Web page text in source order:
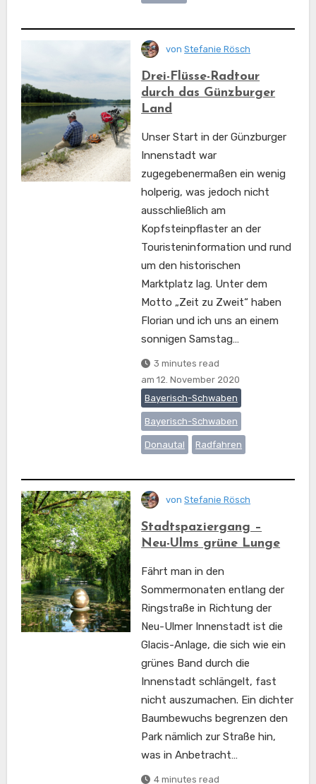
Drei-Flüsse-Radtour
durch das Günzburger
Land
vonStefanie Rösch
Unser Start in der Günzburger
Innenstadt war
zugegebenermaßen ein wenig
holperig, was jedoch nicht
ausschließlich am
Kopfsteinpflaster an der
Touristeninformation und rund
um den historischen
Marktplatz lag. Unter dem
Motto „Zeit zu Zweit“ haben
Florian und ich uns an einem
sonnigen Samstag…
3 minutes read
am12. November 2020
Bayerisch-Schwaben
Bayerisch-Schwaben
Donautal Radfahren
Stadtspaziergang –
Neu-Ulms grüne Lunge
vonStefanie Rösch
Fährt man in den
Sommermonaten entlang der
Ringstraße in Richtung der
Neu-Ulmer Innenstadt ist die
Glacis-Anlage, die sich wie ein
grünes Band durch die
Innenstadt schlängelt, fast
nicht auszumachen. Ein dichter
Baumbewuchs begrenzen den
Park nämlich zur Straße hin,
was in Anbetracht…
4 minutes read